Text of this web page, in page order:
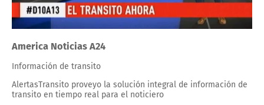
America Noticias A24
Información de transito
AlertasTransito proveyo la solución integral de información de
transito en tiempo real para el noticiero